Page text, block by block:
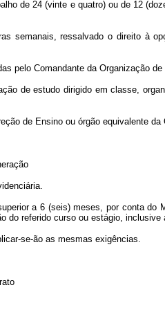
de 24 (vinte e quatro) ou de 12
semanais, ressalvado o direito à
pelo Comandante da Organização
de estudo dirigido em classe,
de Ensino ou órgão equivalente da
a 6 (seis) meses, por conta do
referido curso ou estágio,
se-ão as mesmas exigências.